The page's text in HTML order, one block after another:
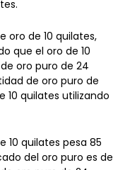
que el oro de 10
oro puro de 24
de oro puro de
quilates utilizando
del oro puro es de
oro puro de 24